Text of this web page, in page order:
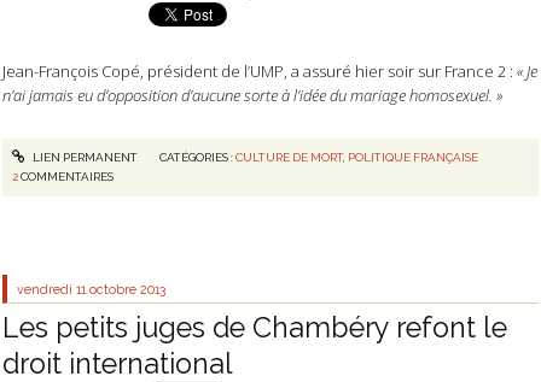
Jean-François Copé, président de l’UMP, a assuré hier soir sur France 2 : « Je
n’ai jamais eu d’opposition d’aucune sorte à l’idée du mariage homosexuel. »
LIEN PERMANENT CATÉGORIES :CULTURE DE MORT, POLITIQUE FRANÇAISE
2COMMENTAIRES
vendredi 11 octobre 2013
Les petits juges de Chambéry refont le
droit international